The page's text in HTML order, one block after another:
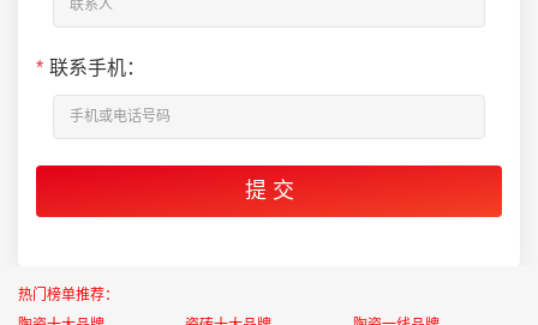
* 联系手机：
热门榜单推荐：